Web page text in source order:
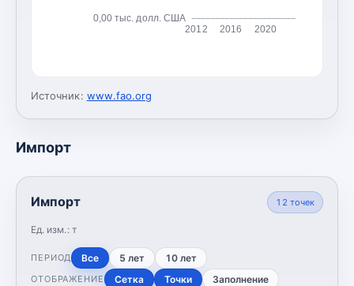
0,00 тыс. долл. США
2012 2016 2020
Источник: www.fao.org
Импорт
Импорт
Ед. изм.: т
12 точек
ПЕРИОД Все 5 лет 10 лет
ОТОБРАЖЕНИЕ Сетка Точки Заполнение